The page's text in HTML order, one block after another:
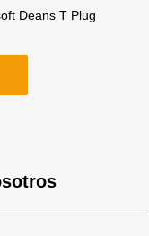
Deans T Plug